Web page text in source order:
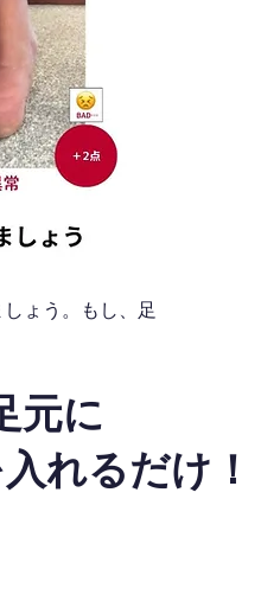
ょう。もし、足
元に
れるだけ！